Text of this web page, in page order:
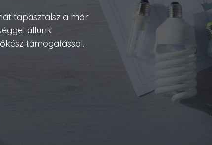
tapasztalsz a már
állunk
támogatással.